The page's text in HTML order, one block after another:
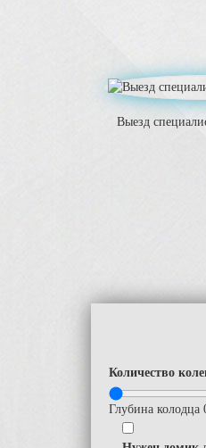
Выезд
Количество
Глубина колодца